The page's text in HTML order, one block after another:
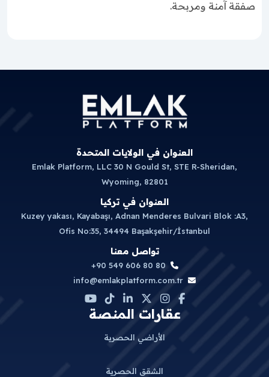
صفقة آمنة ومربحة.
العنوان في الولايات المتحدة
Emlak Platform, LLC 30 N Gould St, STE R-Sheridan,
Wyoming, 82801
العنوان في تركيا
Kuzey yakası, Kayabaşı, Adnan Menderes Bulvari Blok :A3,
Ofis No:35, 34494 Başakşehir/İstanbul
تواصل معنا
+90 549 606 80 80
info@emlakplatform.com.tr
عقارات المنصة
الأراضي الحصرية
الشقق الحصرية